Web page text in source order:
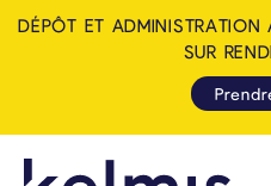
DÉPÔT ET ADMINISTRATION
SUR